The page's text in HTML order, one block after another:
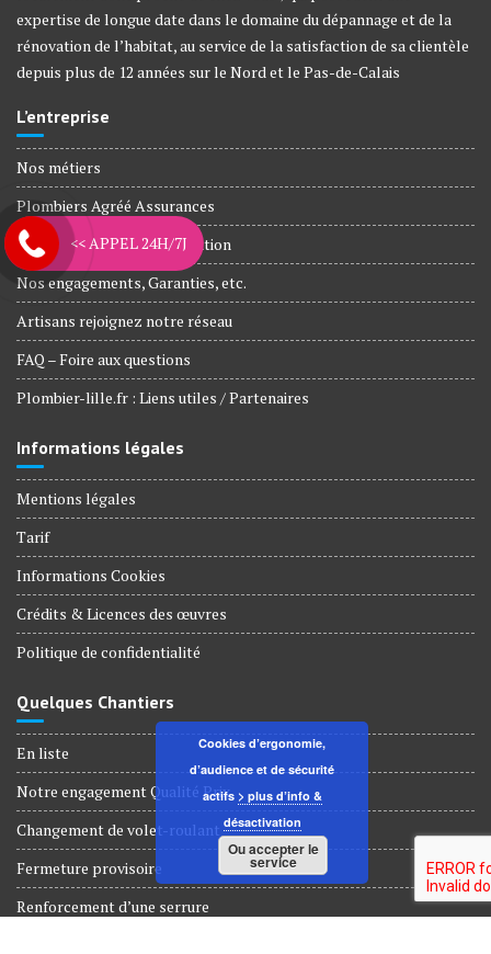
expertise de longue date dans le domaine du dépannage et de la
rénovation de l’habitat, au service de la satisfaction de sa clientèle
depuis plus de 12 années sur le Nord et le Pas-de-Calais
L’entreprise
Nos métiers
Plombiers Agréé Assurances
Agences et Zone d’intervention
Nos engagements, Garanties, etc.
Artisans rejoignez notre réseau
FAQ – Foire aux questions
Plombier-lille.fr : Liens utiles / Partenaires
Informations légales
Mentions légales
Tarif
Informations Cookies
Crédits & Licences des œuvres
Politique de confidentialité
Quelques Chantiers
En liste
Notre engagement Qualité Prix
Changement de volet-roulant
Fermeture provisoire
Renforcement d’une serrure
<< APPEL 24H/7J
Cookies d’ergonomie,
d’audience et de sécurité
actifs > plus d’info &
désactivation
Ou accepter le
service